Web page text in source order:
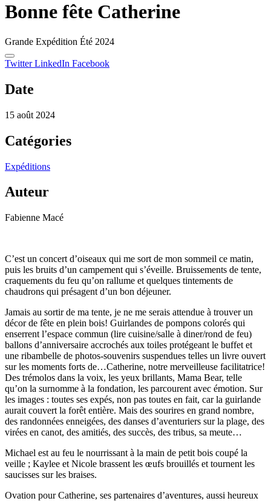
Bonne fête Catherine
Grande Expédition Été 2024
Twitter LinkedIn Facebook
Date
15 août 2024
Catégories
Expéditions
Auteur
Fabienne Macé
C’est un concert d’oiseaux qui me sort de mon sommeil ce matin,
puis les bruits d’un campement qui s’éveille. Bruissements de tente,
craquements du feu qu’on rallume et quelques tintements de
chaudrons qui présagent d’un bon déjeuner.
Jamais au sortir de ma tente, je ne me serais attendue à trouver un
décor de fête en plein bois! Guirlandes de pompons colorés qui
enserrent l’espace commun (lire cuisine/salle à diner/rond de feu)
ballons d’anniversaire accrochés aux toiles protégeant le buffet et
une ribambelle de photos-souvenirs suspendues telles un livre ouvert
sur les moments forts de…Catherine, notre merveilleuse facilitatrice!
Des trémolos dans la voix, les yeux brillants, Mama Bear, telle
qu’on la surnomme à la fondation, les parcourent avec émotion. Sur
les images : toutes ses expés, non pas toutes en fait, car la guirlande
aurait couvert la forêt entière. Mais des sourires en grand nombre,
des randonnées enneigées, des danses d’aventuriers sur la plage, des
virées en canot, des amitiés, des succès, des tribus, sa meute…
Michael est au feu le nourrissant à la main de petit bois coupé la
veille ; Kaylee et Nicole brassent les œufs brouillés et tournent les
saucisses sur les braises.
Ovation pour Catherine, ses partenaires d’aventures, aussi heureux